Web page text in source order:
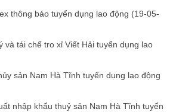
thông báo tuyển dụng lao động (19-05-
và tái chế tro xỉ Viết Hải tuyển dụng lao
sản Nam Hà Tĩnh tuyển dụng lao động
nhập khẩu thuỷ sản Nam Hà Tĩnh tuyển